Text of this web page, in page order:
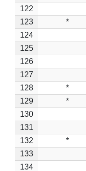
122
123
*
124
125
126
127
128
*
129
*
130
131
132
*
133
134